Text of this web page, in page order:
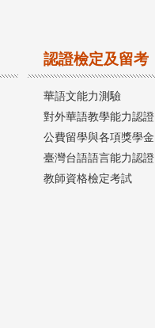
認證檢定及留考
華語文能力測驗
對外華語教學能力認證
公費留學與各項獎學金
臺灣台語語言能力認證
教師資格檢定考試